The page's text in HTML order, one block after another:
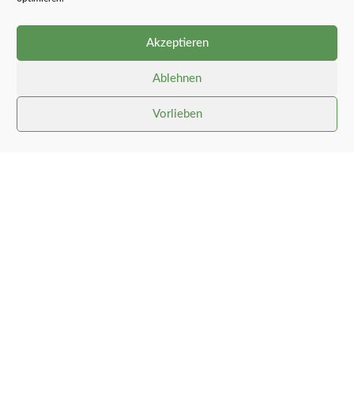
Akzeptieren
Ablehnen
Vorlieben
015127049534